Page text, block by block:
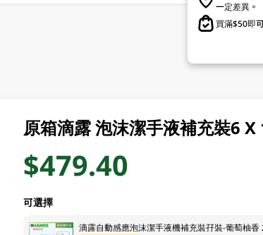
一定差異。
買滿$50即
原箱滴露 泡沫潔手液補充裝6 X
$479.40
可選擇
滴露自動感應泡沫潔手液機補充裝孖裝-葡萄柚香